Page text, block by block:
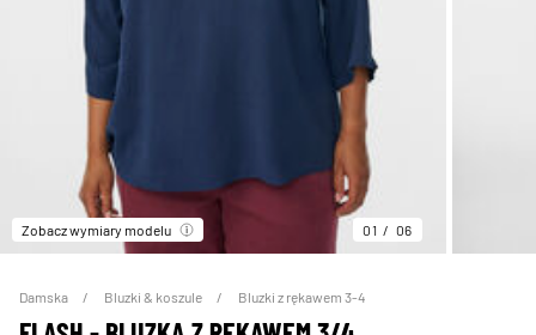
Zobacz wymiary modelu 01 06
Damska Bluzki & koszule Bluzki z rękawem 3-4